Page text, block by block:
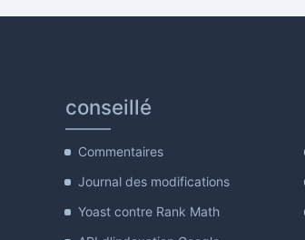
conseillé
Commentaires
Journal des modifications
Yoast contre Rank Math